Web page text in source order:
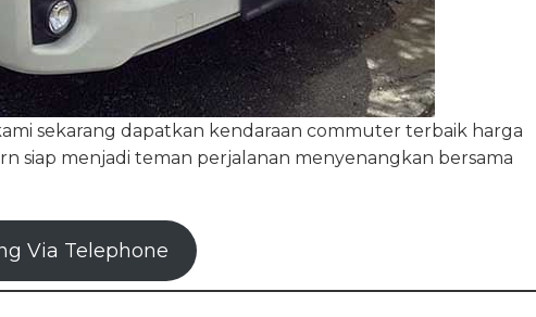
sekarang dapatkan kendaraan commuter terbaik harga
siap menjadi teman perjalanan menyenangkan bersama
Via Telephone